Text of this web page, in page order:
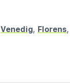
Venedig, Florens,